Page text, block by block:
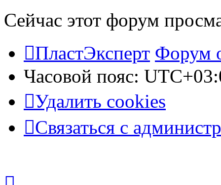
Сейчас этот форум
ПластЭксперт Форум
Часовой пояс:
Удалить cookies
Связаться с